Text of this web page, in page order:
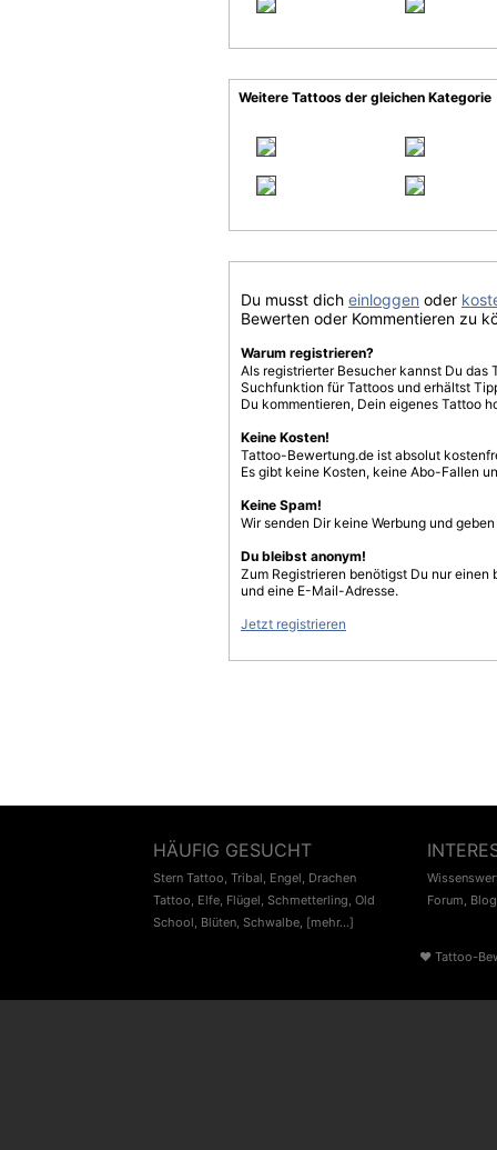
Weitere Tattoos der gleichen Kategorie
Du musst dich einloggen oder
Bewerten oder Kommentieren zu
Warum registrieren?
Als registrierter Besucher kannst Du
Suchfunktion für Tattoos und erhältst
Du kommentieren, Dein eigenes Tattoo
Keine Kosten!
Tattoo-Bewertung.de ist absolut
Es gibt keine Kosten, keine Abo-Fallen
Keine Spam!
Wir senden Dir keine Werbung und
Du bleibst anonym!
Zum Registrieren benötigst Du nur einen
und eine E-Mail-Adresse.
Jetzt registrieren
HÄUFIG GESUCHT
Stern Tattoo, Tribal, Engel, Drachen
Tattoo, Elfe, Flügel, Schmetterling, Old
School, Blüten, Schwalbe, [mehr...]
Forum, Blog
♥ Tattoo-